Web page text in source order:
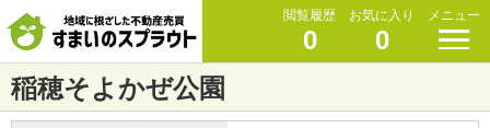
閲覧履歴
0
お気に入り
0
メニュー
稲穂そよかぜ公園